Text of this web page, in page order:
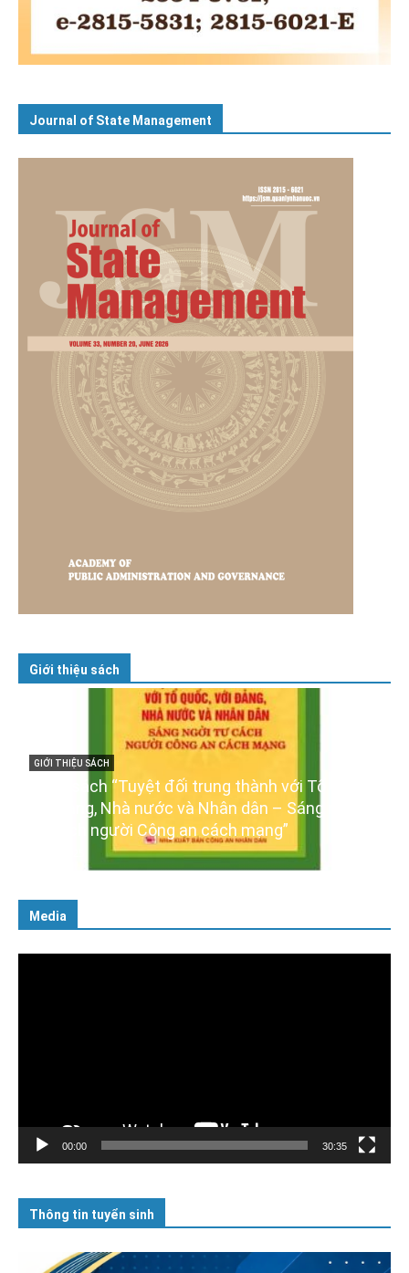
Journal of State Management
Giới thiệu sách
GIỚI THIỆU SÁCH
Ra mắt ba cuốn sách ảnh chào mừng Đại hội
XIV của Đảng
Media
00:00 30:35
Thông tin tuyển sinh